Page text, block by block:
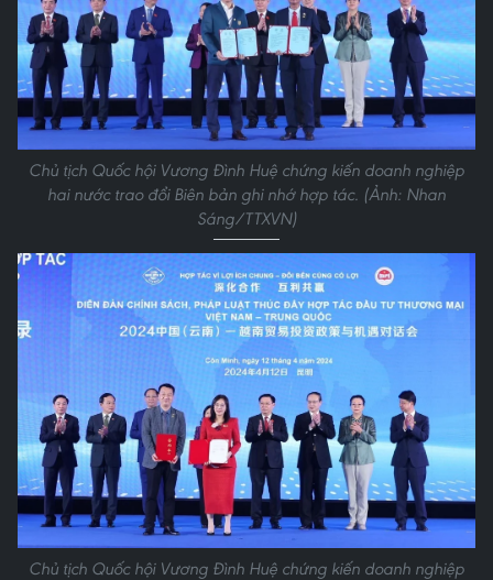
Chủ tịch Quốc hội Vương Đình Huệ chứng kiến doanh nghiệp
hai nước trao đổi Biên bản ghi nhớ hợp tác. (Ảnh: Nhan
Sáng/TTXVN)
Chủ tịch Quốc hội Vương Đình Huệ chứng kiến doanh nghiệp